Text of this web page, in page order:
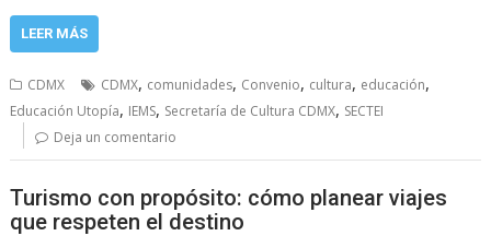
LEER MÁS
CDMX CDMX, comunidades, Convenio, cultura, educación,
Educación Utopía, IEMS, Secretaría de Cultura CDMX, SECTEI
Deja un comentario
Turismo con propósito: cómo planear viajes
que respeten el destino